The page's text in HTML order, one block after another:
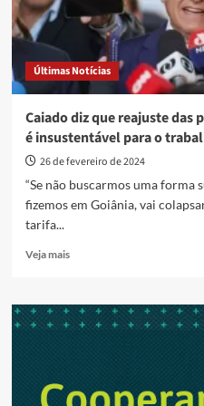
Últimas Notícias
Caiado diz que reajuste das
é insustentável para o
26 de fevereiro de 2024
“Se não buscarmos uma forma
fizemos em Goiânia, vai
tarifa...
Veja maisRead
Caiado
diz
passagens